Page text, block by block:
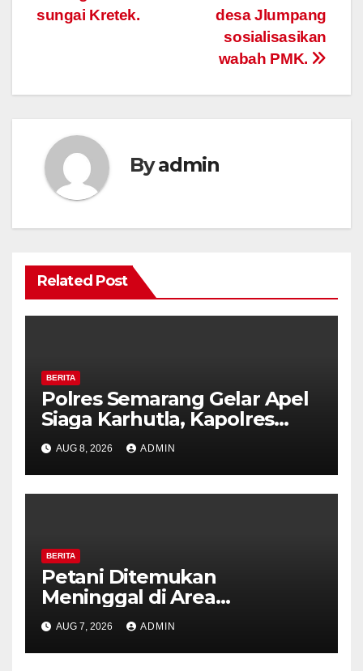
desa Jlumpang
sosialisasikan
wabah PMK.
sungai Kretek.
Byadmin
Related Post
BERITA
Polres Semarang Gelar Apel
Siaga Karhutla, Kapolres
Tekankan Sinergi dan
Kesiapsiagaan Hadapi Musim
Kemarau.
AUG 8, 2026 ADMIN
BERITA
Petani Ditemukan
Meninggal di Area
Persawahan Kalibeji, Polisi
Pastikan Tidak Ada Tanda
Kekerasan
AUG 7, 2026 ADMIN